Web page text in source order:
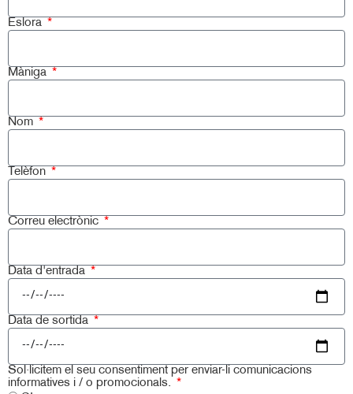
Eslora
Màniga
Nom
Telèfon
Correu electrònic
Data d'entrada
Data de sortida
Sol·licitem el seu consentiment per enviar-li comunicacions
informatives i / o promocionals.